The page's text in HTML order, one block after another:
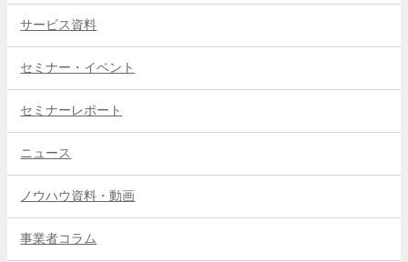
サービス資料
セミナー・イベント
セミナーレポート
ニュース
ノウハウ資料・動画
事業者コラム